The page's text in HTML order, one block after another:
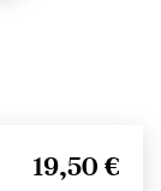
19,50 €